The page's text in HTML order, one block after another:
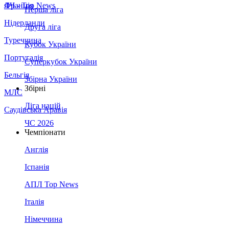
Франція
Нідерланди
Туреччина
Португалія
Бельгія
МЛС
Саудівська Аравія
ЛЧ - Top News
Перша ліга
Друга ліга
Кубок України
Суперкубок України
Збірна України
Збірні
Ліга націй
ЧС 2026
Чемпіонати
Англія
Іспанія
АПЛ Top News
Італія
Німеччина